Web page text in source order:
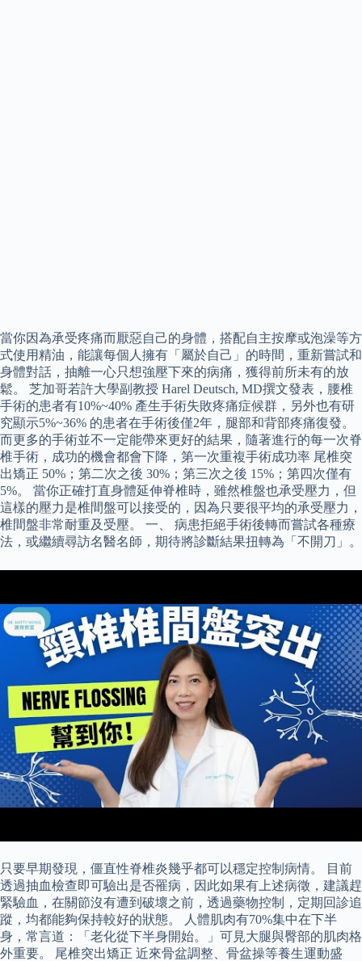
當你因為承受疼痛而厭惡自己的身體，搭配自主按摩或泡澡等方
式使用精油，能讓每個人擁有「屬於自己」的時間，重新嘗試和
身體對話，抽離一心只想強壓下來的病痛，獲得前所未有的放
鬆。 芝加哥若許大學副教授 Harel Deutsch, MD撰文發表，腰椎
手術的患者有10%~40% 產生手術失敗疼痛症候群，另外也有研
究顯示5%~36% 的患者在手術後僅2年，腿部和背部疼痛復發。
而更多的手術並不一定能帶來更好的結果，隨著進行的每一次脊
椎手術，成功的機會都會下降，第一次重複手術成功率 尾椎突
出矯正 50%；第二次之後 30%；第三次之後 15%；第四次僅有
5%。 當你正確打直身體延伸脊椎時，雖然椎盤也承受壓力，但
這樣的壓力是椎間盤可以接受的，因為只要很平均的承受壓力，
椎間盤非常耐重及受壓。 一、 病患拒絕手術後轉而嘗試各種療
法，或繼續尋訪名醫名師，期待將診斷結果扭轉為「不開刀」。
只要早期發現，僵直性脊椎炎幾乎都可以穩定控制病情。 目前
透過抽血檢查即可驗出是否罹病，因此如果有上述病徵，建議趕
緊驗血，在關節沒有遭到破壞之前，透過藥物控制，定期回診追
蹤，均都能夠保持較好的狀態。 人體肌肉有70%集中在下半
身，常言道：「老化從下半身開始。」可見大腿與臀部的肌肉格
外重要。 尾椎突出矯正 近來骨盆調整、骨盆操等養生運動盛